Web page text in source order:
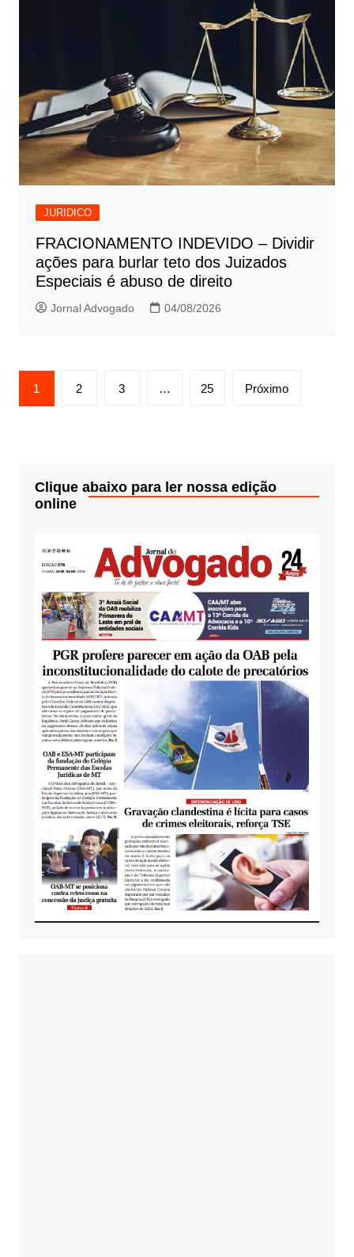
JURIDICO
FRACIONAMENTO INDEVIDO – Dividir
ações para burlar teto dos Juizados
Especiais é abuso de direito
Jornal Advogado 04/08/2026
Paginação
de
1 2 3 … 25 Próximo
Clique abaixo para ler nossa edição
online